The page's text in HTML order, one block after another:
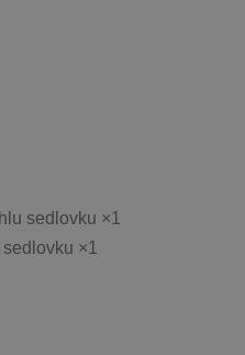
sedlovku ×1
×1